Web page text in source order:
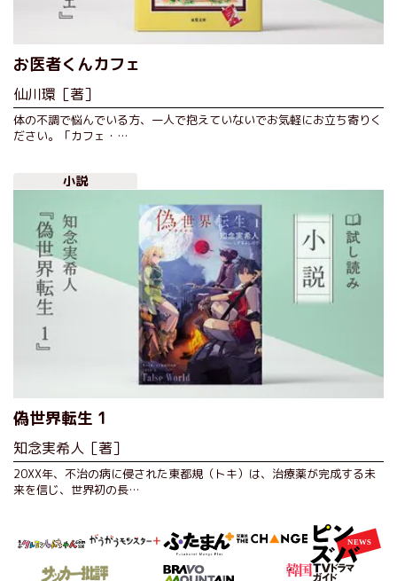
お医者くんカフェ
仙川環［著］
体の不調で悩んでいる方、一人で抱えていないでお気軽にお立ち寄りく
ださい。「カフェ・…
小説
偽世界転生 1
知念実希人［著］
20XX年、不治の病に侵された東都規（トキ）は、治療薬が完成する未
来を信じ、世界初の長…